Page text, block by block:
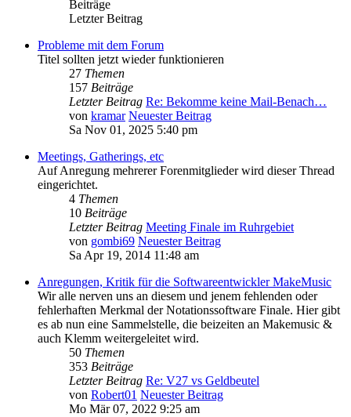
Beiträge
Letzter Beitrag
Probleme mit dem Forum
Titel sollten jetzt wieder funktionieren
27 Themen
157 Beiträge
Letzter Beitrag Re: Bekomme keine Mail-Benach…
von kramar Neuester Beitrag
Sa Nov 01, 2025 5:40 pm
Meetings, Gatherings, etc
Auf Anregung mehrerer Forenmitglieder wird dieser Thread
eingerichtet.
4 Themen
10 Beiträge
Letzter Beitrag Meeting Finale im Ruhrgebiet
von gombi69 Neuester Beitrag
Sa Apr 19, 2014 11:48 am
Anregungen, Kritik für die Softwareentwickler MakeMusic
Wir alle nerven uns an diesem und jenem fehlenden oder
fehlerhaften Merkmal der Notationssoftware Finale. Hier gibt
es ab nun eine Sammelstelle, die beizeiten an Makemusic &
auch Klemm weitergeleitet wird.
50 Themen
353 Beiträge
Letzter Beitrag Re: V27 vs Geldbeutel
von Robert01 Neuester Beitrag
Mo Mär 07, 2022 9:25 am